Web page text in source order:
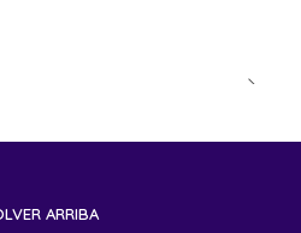
ARRIBA